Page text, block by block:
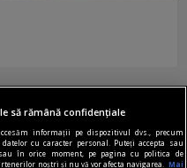
să rămână confidențiale
informații pe dispozitivul dvs., precum
cu caracter personal. Puteți accepta sau
în orice moment, pe pagina cu politica de
noștri și nu vă vor afecta navigarea.
Mai